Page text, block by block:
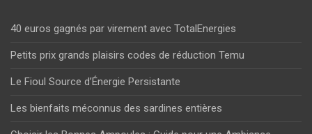
40 euros gagnés par virement avec TotalEnergies
Petits prix grands plaisirs codes de réduction Temu
Le Fioul Source d’Énergie Persistante
Les bienfaits méconnus des sardines entières